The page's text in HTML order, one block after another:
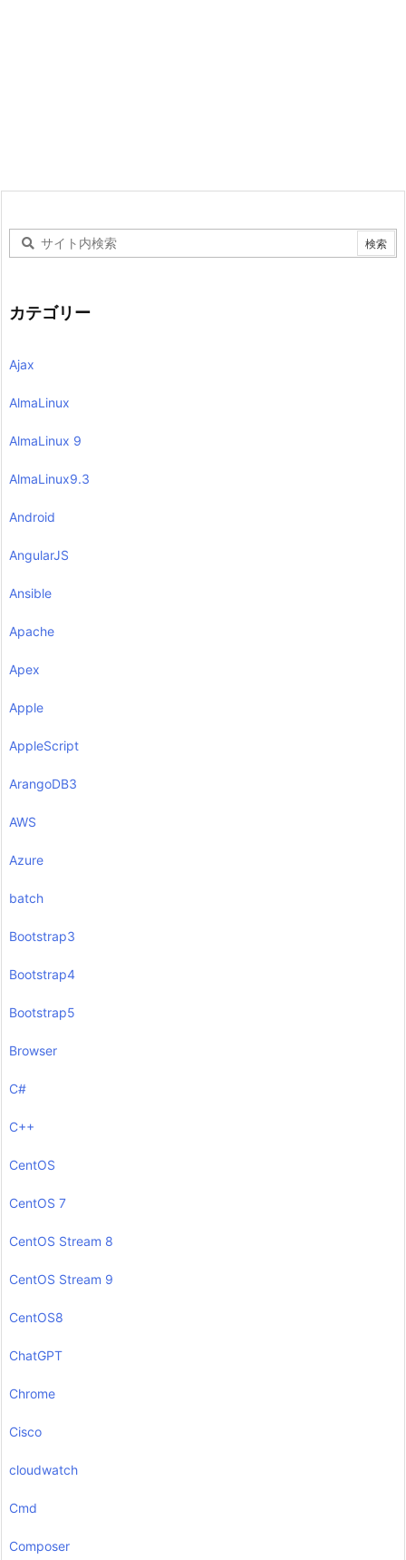
カテゴリー
Ajax
AlmaLinux
AlmaLinux 9
AlmaLinux9.3
Android
AngularJS
Ansible
Apache
Apex
Apple
AppleScript
ArangoDB3
AWS
Azure
batch
Bootstrap3
Bootstrap4
Bootstrap5
Browser
C#
C++
CentOS
CentOS 7
CentOS Stream 8
CentOS Stream 9
CentOS8
ChatGPT
Chrome
Cisco
cloudwatch
Cmd
Composer